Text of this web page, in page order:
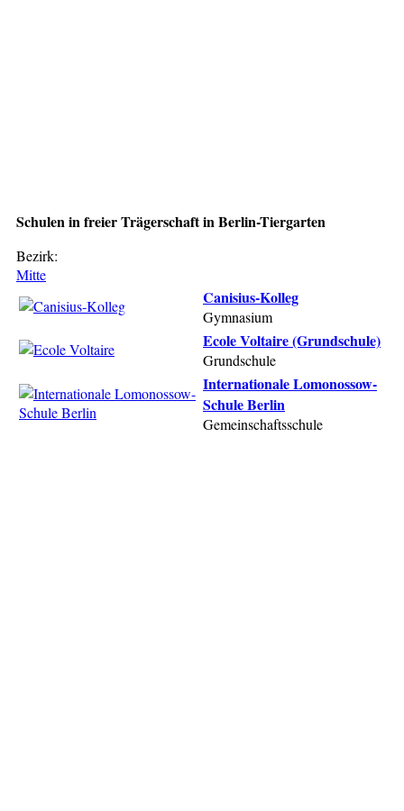
Schulen in freier Trägerschaft in Berlin-Tiergarten
Bezirk:
Mitte
Canisius-Kolleg
Gymnasium
Ecole Voltaire (Grundschule)
Grundschule
Internationale Lomonossow-
Schule Berlin
Gemeinschaftsschule